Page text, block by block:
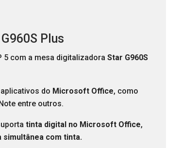
Plus
5 com a mesa digitalizadora Star G960S
do Microsoft Office, como
entre outros.
tinta digital no Microsoft Office,
simultânea com tinta.